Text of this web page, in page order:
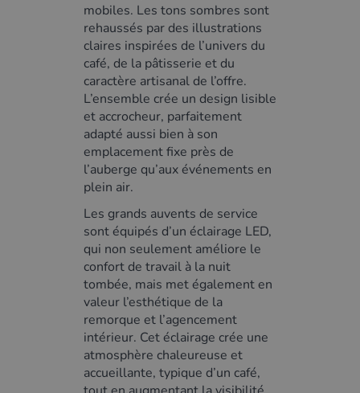
mobiles. Les tons sombres sont
rehaussés par des illustrations
claires inspirées de l’univers du
café, de la pâtisserie et du
caractère artisanal de l’offre.
L’ensemble crée un design lisible
et accrocheur, parfaitement
adapté aussi bien à son
emplacement fixe près de
l’auberge qu’aux événements en
plein air.
Les grands auvents de service
sont équipés d’un éclairage LED,
qui non seulement améliore le
confort de travail à la nuit
tombée, mais met également en
valeur l’esthétique de la
remorque et l’agencement
intérieur. Cet éclairage crée une
atmosphère chaleureuse et
accueillante, typique d’un café,